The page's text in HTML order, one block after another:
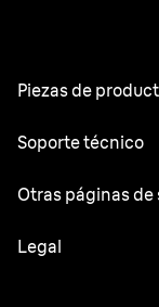
Piezas de
Todas las partes
Soporte técnico
Manuales de usuario
Otras páginas de
Oral-B
Legal